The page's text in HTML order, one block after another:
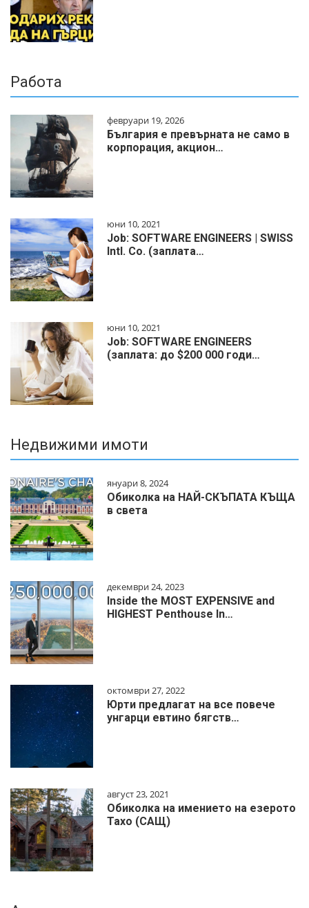
Работа
февруари 19, 2026
България е превърната не само в
корпорация, акцион…
юни 10, 2021
Job: SOFTWARE ENGINEERS | SWISS
Intl. Co. (заплата…
юни 10, 2021
Job: SOFTWARE ENGINEERS
(заплата: до $200 000 годи…
Недвижими имоти
януари 8, 2024
Обиколка на НАЙ-СКЪПАТА КЪЩА
в света
декември 24, 2023
Inside the MOST EXPENSIVE and
HIGHEST Penthouse In…
октомври 27, 2022
Юрти предлагат на все повече
унгарци евтино бягств…
август 23, 2021
Обиколка на имението на езерото
Тахо (САЩ)